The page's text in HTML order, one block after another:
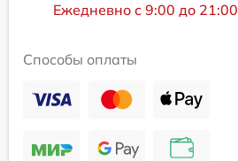
Ежедневно с 9:00 до 21:00
Способы оплаты